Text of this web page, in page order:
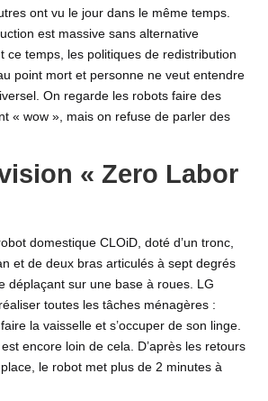
ont vu le jour dans le même temps.
est massive sans alternative
ce temps, les politiques de redistribution
point mort et personne ne veut entendre
On regarde les robots faire des
« wow », mais on refuse de parler des
« Zero Labor
domestique CLOiD, doté d’un tronc,
et de deux bras articulés à sept degrés
déplaçant sur une base à roues. LG
toutes les tâches ménagères :
la vaisselle et s’occuper de son linge.
encore loin de cela. D’après les retours
le robot met plus de 2 minutes à